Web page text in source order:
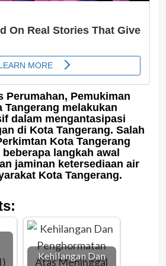
Perumahan, Pemukiman
Tangerang melakukan
dalam mengantasipasi
di Kota Tangerang. Salah
Kota Tangerang
langkah awal
jaminan ketersediaan air
Kota Tangerang.
Kehilangan Dan